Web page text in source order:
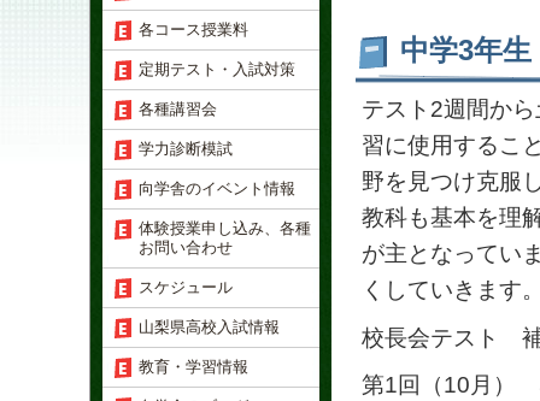
中学3年
テスト2週間か
習に使用するこ
野を見つけ克服
教科も基本を理
が主となってい
くしていきます
校長会テスト
第1回（10月
各コース授業料
定期テスト・入試対策
各種講習会
学力診断模試
向学舎のイベント情報
体験授業申し込み、各種
お問い合わせ
スケジュール
山梨県高校入試情報
教育・学習情報